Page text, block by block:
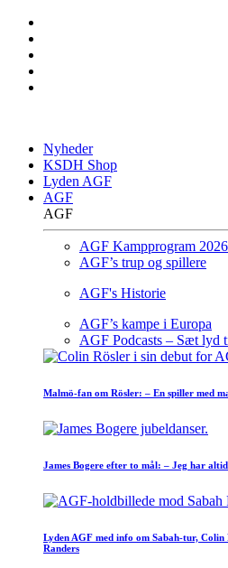
Nyheder
KSDH Shop
Lyden AGF
AGF
AGF
AGF Kampprogram
AGF’s trup og spillere
AGF's Historie
AGF’s kampe i Europa
AGF Podcasts – Sæt lyd
Malmö-fan om Rösler: – En spiller med
James Bogere efter to mål: – Jeg har
Lyden AGF med info om Sabah-tur,
Randers